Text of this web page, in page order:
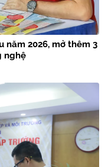
năm 2026, mở thêm 3
nghệ